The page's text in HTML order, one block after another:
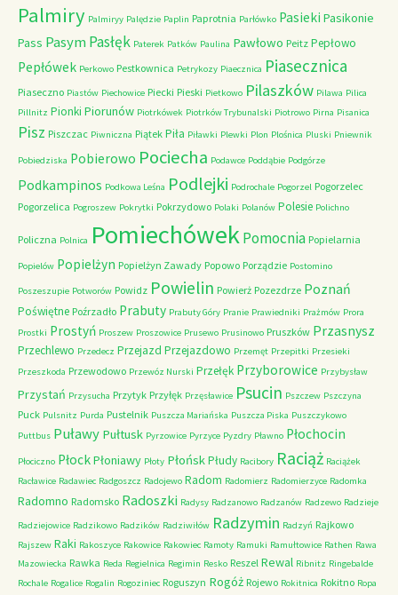
Palmiry Palmiryy Palędzie Paplin Paprotnia Parłówko Pasieki Pasikonie
Pass PasymPasłęk Paterek Patków Paulina Pawłowo Peitz Pepłowo
Pepłówek Perkowo Pestkownica Petrykozy Piaecznica Piasecznica
Piaseczno Piastów Piechowice Piecki Pieski Pietkowo Pilaszków Pilawa Pilica
Pillnitz Pionki Piorunów Piotrkówek Piotrków Trybunalski Piotrowo Pirna Pisanica
Pisz Piszczac Piwniczna Piątek Piła Piławki Plewki Plon Plośnica Pluski Pniewnik
Pobiedziska Pobierowo Pociecha Podawce Poddąbie Podgórze
Podkampinos Podkowa Leśna Podlejki Podrochale Pogorzel Pogorzelec
Pogorzelica Pogroszew Pokrytki Pokrzydowo Polaki Polanów Polesie Polichno
Policzna Polnica PomiechówekPomocnia Popielarnia
Popielów Popielżyn Popielżyn Zawady Popowo Porządzie Postomino
Poszeszupie Potworów Powidz Powielin Powierż Pozezdrze Poznań
Poświętne Poźrzadło Prabuty Prabuty Góry Pranie Prawiedniki Prażmów Prora
Prostki Prostyń Proszew Proszowice Prusewo Prusinowo Pruszków Przasnysz
Przechlewo Przedecz Przejazd Przejazdowo Przemęt Przepitki Przesieki
Przeszkoda Przewodowo Przewóz Nurski Przełęk Przyborowice Przybysław
Przystań Przysucha Przytyk Przyłęk Przęsławice Psucin Pszczew Pszczyna
Puck Pulsnitz Purda Pustelnik Puszcza Mariańska Puszcza Piska Puszczykowo
Puttbus Puławy Pułtusk Pyrzowice Pyrzyce Pyzdry Pławno Płochocin
Płociczno PłockPłoniawy Płoty PłońskPłudy Racibory Raciąż Raciążek
Racławice Radawiec Radgoszcz Radojewo Radom Radomierz Radomierzyce Radomka
Radomno Radomsko Radoszki Radysy Radzanowo Radzanów Radzewo Radzieje
Radziejowice Radzikowo Radzików Radziwiłów Radzymin Radzyń Rajkowo
Rajszew Raki Rakoszyce Rakowice Rakowiec Ramoty Ramuki Ramułtowice Rathen Rawa
Mazowiecka Rawka Reda Regielnica Regimin Resko Reszel Rewal Ribnitz Ringebalde
Rochale Rogalice Rogalin Rogoziniec Roguszyn Rogóż Rojewo Rokitnica Rokitno Ropa